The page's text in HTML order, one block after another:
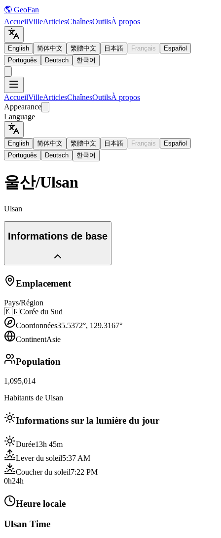
🌎 GeoFan
AccueilVilleArticlesChaînesOutilsÀ propos
English 简体中文 繁體中文 日本語 Français
Español
Português
Deutsch 한국어
AccueilVilleArticlesChaînesOutilsÀ propos
Appearance
Language
English 简体中文 繁體中文 日本語 Français
Español
Português
Deutsch 한국어
울산/Ulsan
Ulsan
Informations de base
Emplacement
Pays/Région
🇰🇷Corée du Sud
Coordonnées35.5372°, 129.3167°
ContinentAsie
Population
1,095,014
Habitants de Ulsan
Informations sur la lumière du jour
Durée13h 45m
Lever du soleil5:37 AM
Coucher du soleil7:22 PM
0h24h
Heure locale
Ulsan Time